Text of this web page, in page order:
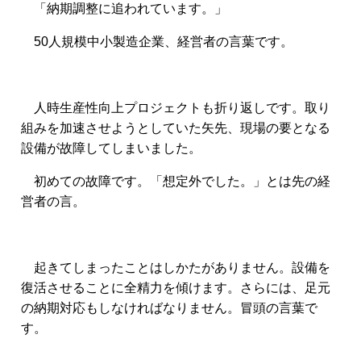
「納期調整に追われています。」
50人規模中小製造企業、経営者の言葉です。
人時生産性向上プロジェクトも折り返しです。取り
組みを加速させようとしていた矢先、現場の要となる
設備が故障してしまいました。
初めての故障です。「想定外でした。」とは先の経
営者の言。
起きてしまったことはしかたがありません。設備を
復活させることに全精力を傾けます。さらには、足元
の納期対応もしなければなりません。冒頭の言葉で
す。